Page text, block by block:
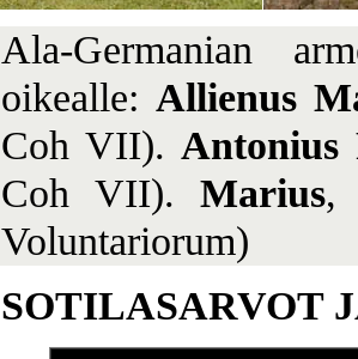
Ala-Germanian
oikealle: Allienus
Coh VII). Antonius
Coh VII). Marius
Voluntariorum)
SOTILASARVOT